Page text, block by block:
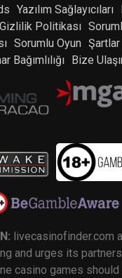
Yazılım Sağlayıcıları
Gizlilik Politikası
Sorumlu Oyun
Bağımlılığı
Bize
livecasinofinder.com
and urges its
casino games should